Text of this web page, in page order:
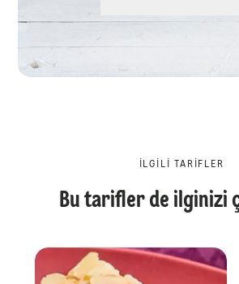
İLGILI TARIFLER
Bu tarifler de ilginizi